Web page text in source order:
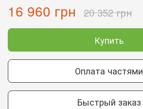
16 960 грн 20 352 грн
Купить
Оплата частями
Быстрый заказ